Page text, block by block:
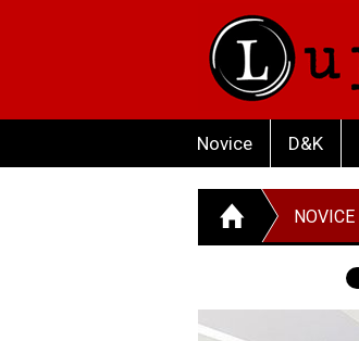
Novice D&K
NOVICE